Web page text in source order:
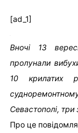
[ad_1]
Вночі 13
пролунали
10 крилатих
Севастополі, три
Про це